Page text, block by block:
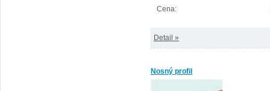
Cena:
Detail »
Nosný profil